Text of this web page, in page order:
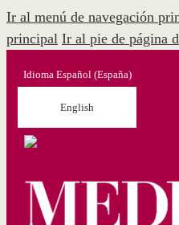
Ir al menú de navegación
principal Ir al pie de página
Idioma Español (España)
English